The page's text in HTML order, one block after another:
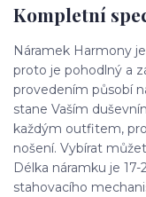
Kompletní
Náramek Harmony
proto je pohodlný a
provedením působí
stane Vaším
každým outfitem,
nošení. Vybírat
Délka náramku je
stahovacího